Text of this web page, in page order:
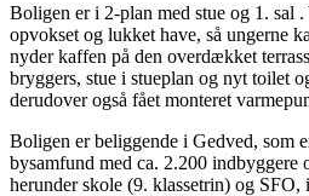
Boligen er i 2-plan med stue og 1. sal
opvokset og lukket have, så ungerne
nyder kaffen på den overdækket
bryggers, stue i stueplan og nyt toilet
derudover også fået monteret
Boligen er beliggende i Gedved, som
bysamfund med ca. 2.200 indbyggere
herunder skole (9. klassetrin) og SFO,